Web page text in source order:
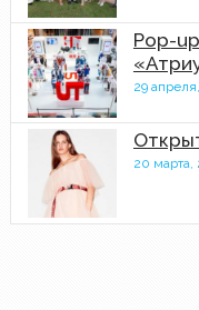
Pop-
29
20 марта,